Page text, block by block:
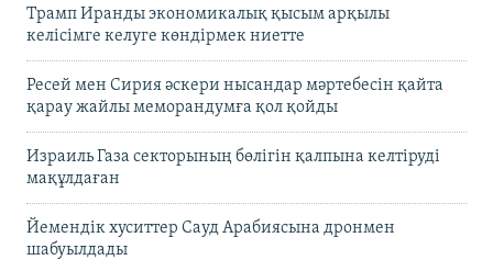
Трамп Иранды экономикалық қысым арқылы
келісімге келуге көндірмек ниетте
Ресей мен Сирия әскери нысандар мәртебесін қайта
қарау жайлы меморандумға қол қойды
Израиль Газа секторының бөлігін қалпына келтіруді
мақұлдаған
Йемендік хуситтер Сауд Арабиясына дронмен
шабуылдады